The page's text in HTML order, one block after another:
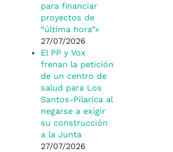
para financiar
proyectos de
“última hora”»
27/07/2026
El PP y Vox
frenan la petición
de un centro de
salud para Los
Santos-Pilarica al
negarse a exigir
su construcción
a la Junta
27/07/2026